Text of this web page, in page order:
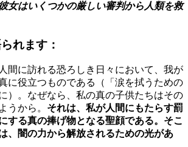
女はいくつかの厳しい審判から人類を救
れます：
間に訪れる恐ろしき日々において、我が
に役立つものである（「涙を拭うための
）。なぜなら、私の真の子供たちはその
うから。 それは、私が人間にもたらす罰
する真の捧げ物となる聖顔である。そこ
、闇の力から解放されるための光があ